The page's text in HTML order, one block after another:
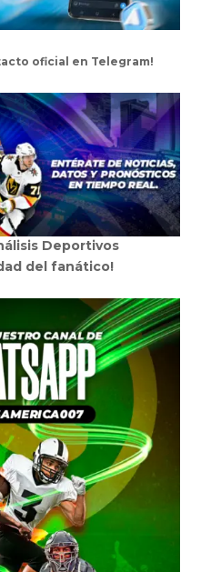
oficial en Telegram!
Deportivos
del fanático!